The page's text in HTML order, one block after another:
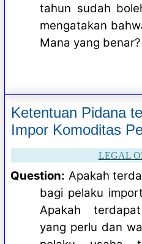
tahun sudah
mengatakan
Mana yang benar?
Ketentuan Pidana
Impor Komoditas
LEGAL
Question: Apakah
bagi pelaku
Apakah
yang perlu dan